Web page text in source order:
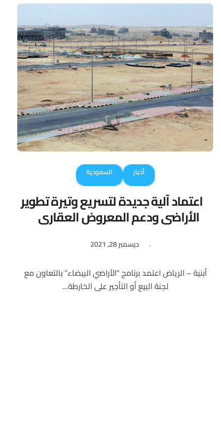
أخبار السعودية
اعتماد آلية جديدة لتسريع وتيرة تطوير
الأراضي ودعم المعروض العقاري
ديسمبر 28, 2021
أبنية – الرياض اعتمد برنامج “الأراضي البيضاء” بالتعاون مع
لجنة البيع أو التأجير على الخارطة...